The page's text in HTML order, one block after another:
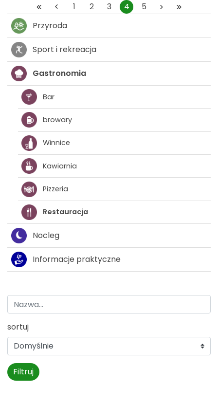
1 2 3 4
5
Przyroda
Sport i rekreacja
Gastronomia
Bar
browary
Winnice
Kawiarnia
Pizzeria
Restauracja
Nocleg
Informacje praktyczne
sortuj
Filtruj